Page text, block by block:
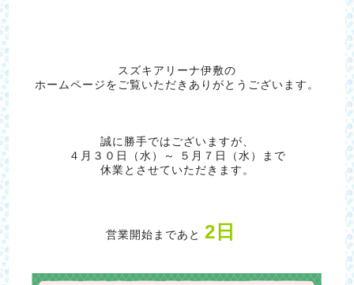
スズキアリーナ伊敷の
ホームページをご覧いただきありがとうございます。
誠に勝手ではございますが、
４月３０日（水）～ ５月７日（水）まで
休業とさせていただきます。
営業開始まであと 2日